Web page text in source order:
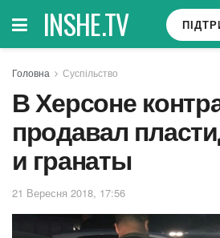
INSHE.TV
Головна Суспільство
В Херсоне
продавал
и гранаты
21 Вересня 2018, 17:56